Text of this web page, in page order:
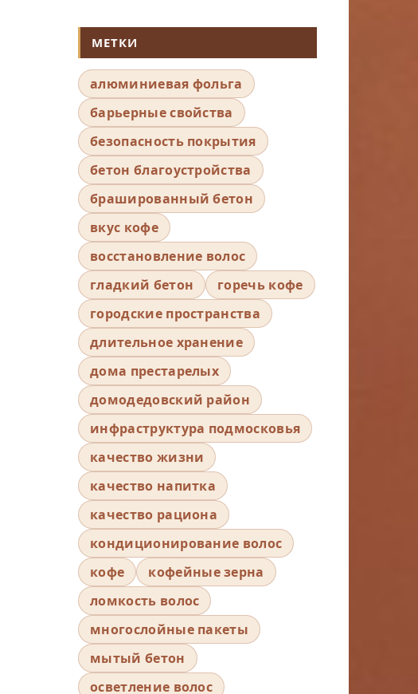
МЕТКИ
алюминиевая фольга
барьерные свойства
безопасность покрытия
бетон благоустройства
брашированный бетон
вкус кофе
восстановление волос
гладкий бетон
горечь кофе
городские пространства
длительное хранение
дома престарелых
домодедовский район
инфраструктура подмосковья
качество жизни
качество напитка
качество рациона
кондиционирование волос
кофе
кофейные зерна
ломкость волос
многослойные пакеты
мытый бетон
осветление волос